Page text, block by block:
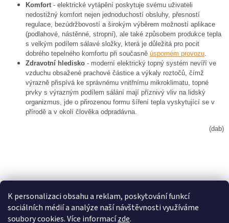
K personalizaci obsahu a reklam, poskytování funkcí
sociálních médií a analýze naší návštěvnosti využíváme
soubory cookies. Více informacízde.
Komfort - elektrické vytápění poskytuje svému uživateli
nedostižný komfort nejen jednoduchostí obsluhy, přesností
regulace, bezúdržbovostí a širokým výběrem možností aplikace
(podlahové, nástěnné, stropní), ale také způsobem produkce tepla
s velkým podílem sálavé složky, která je důležitá pro pocit
dobrého tepelného komfortu při současně úsporném provozu
Zdravotní hledisko - moderní elektrický topný systém nevíří ve
vzduchu obsažené prachové částice a výkaly roztočů, čímž
výrazně přispívá ke správnému vnitřnímu mikroklimatu, topné
prvky s výrazným podílem sálání mají příznivý vliv na lidský
organizmus, jde o přirozenou formu šíření tepla vyskytující se v
přírodě a v okolí člověka odpradávna.
(dab)
PŘEDCHOZÍ ČLÁNEK DALŠÍ ČLÁNEK